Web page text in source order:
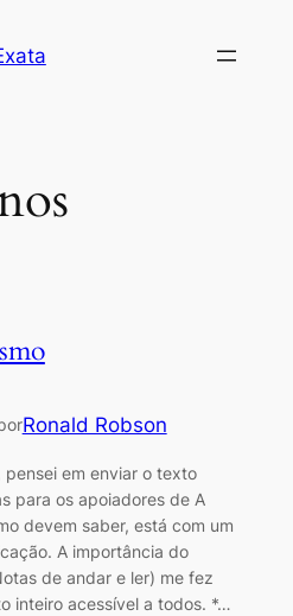
Ronald Robson
em enviar o texto
para os apoiadores de A
devem saber, está com um
A importância do
de andar e ler) me fez
inteiro acessível a todos. *…